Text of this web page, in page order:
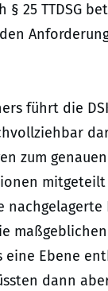
§ 25 TTDSG
führt die
zum
mitgeteilt
eine Ebene
dann